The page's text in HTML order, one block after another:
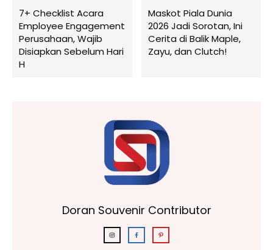
7+ Checklist Acara
Employee Engagement
Perusahaan, Wajib
Disiapkan Sebelum Hari
H
Maskot Piala Dunia
2026 Jadi Sorotan, Ini
Cerita di Balik Maple,
Zayu, dan Clutch!
Doran Souvenir Contributor